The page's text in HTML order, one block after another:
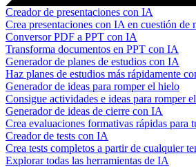
Creador de presentaciones con IA
Crea presentaciones con IA en cuestión de
Conversor PDF a PPT con IA
Transforma documentos en PPT con IA
Generador de planes de estudios con IA
Haz planes de estudios más rápidamente
Generador de ideas para romper el hielo
Consigue actividades e ideas para romper
Generador de ideas de cierre con IA
Crea evaluaciones formativas rápidas para
Creador de tests con IA
Crea tests completos a partir de cualquier
Explorar todas las herramientas de IA